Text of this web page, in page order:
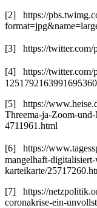
[2] https://
[3] https://twitter.com/
[4] https://twitter.com/
[5] https://
Threema-ja-Zoom-
4711961.html
[6] https://
mangelhaft-
karteikarte/
[7] https://
coronakrise-ein-